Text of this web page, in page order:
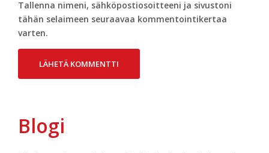
Tallenna nimeni, sähköpostiosoitteeni ja sivustoni
tähän selaimeen seuraavaa kommentointikertaa
varten.
Blogi